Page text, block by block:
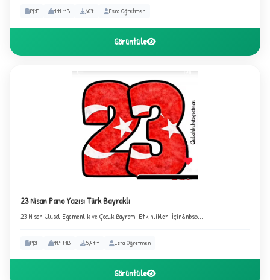
PDF 1.11 MB 607 Esra Öğretmen
Görüntüle
23 Nisan Pano Yazısı Türk Bayraklı
23 Nisan Ulusal Egemenlik ve Çocuk Bayramı Etkinlikleri İçin&nbsp...
PDF 11.9 MB 5,477 Esra Öğretmen
Görüntüle